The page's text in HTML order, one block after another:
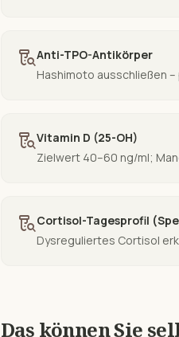
lab_researchAnti-TPO-Antikörper
Hashimoto ausschließen
lab_researchVitamin D (25-OH)
Zielwert 40–60 ng/ml;
lab_researchCortisol-Tagesprofil
Dysreguliertes Cortisol
Das können Sie